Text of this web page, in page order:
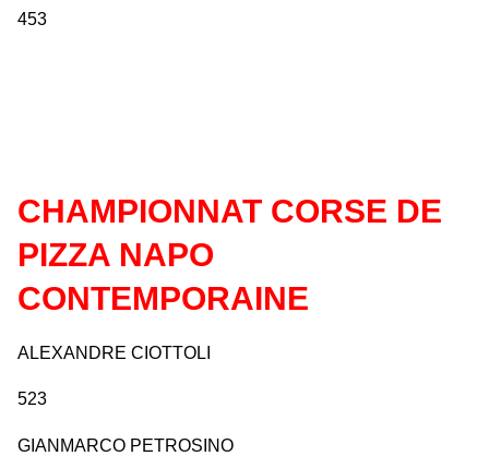
453
CHAMPIONNAT CORSE DE
PIZZA NAPO
CONTEMPORAINE
ALEXANDRE CIOTTOLI
523
GIANMARCO PETROSINO